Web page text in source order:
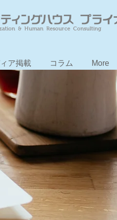
& Human Resource Consulting
ア掲載 コラム More